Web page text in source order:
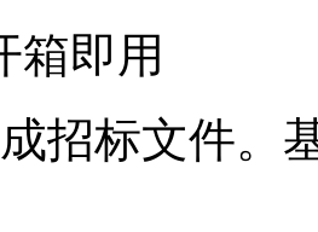
箱即用
招标文件。